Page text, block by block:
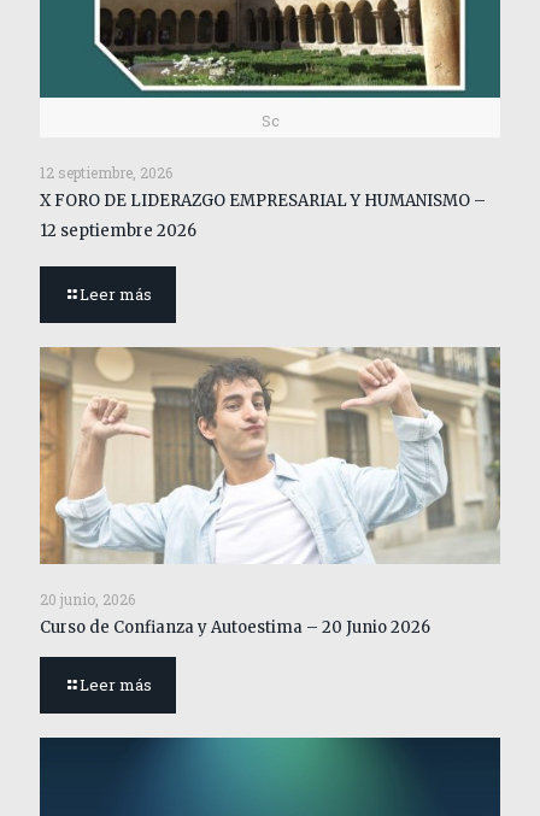
Sc
12 septiembre, 2026
X FORO DE LIDERAZGO EMPRESARIAL Y HUMANISMO –
12 septiembre 2026
Leer más
20 junio, 2026
Curso de Confianza y Autoestima – 20 Junio 2026
Leer más